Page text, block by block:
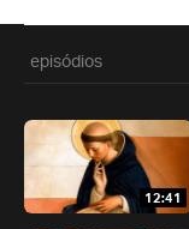
episódios
12:41